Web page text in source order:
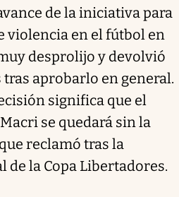
de la iniciativa para
violencia en el fútbol en
desprolijo y devolvió
aprobarlo en general.
significa que el
se quedará sin la
reclamó tras la
de la Copa Libertadores.